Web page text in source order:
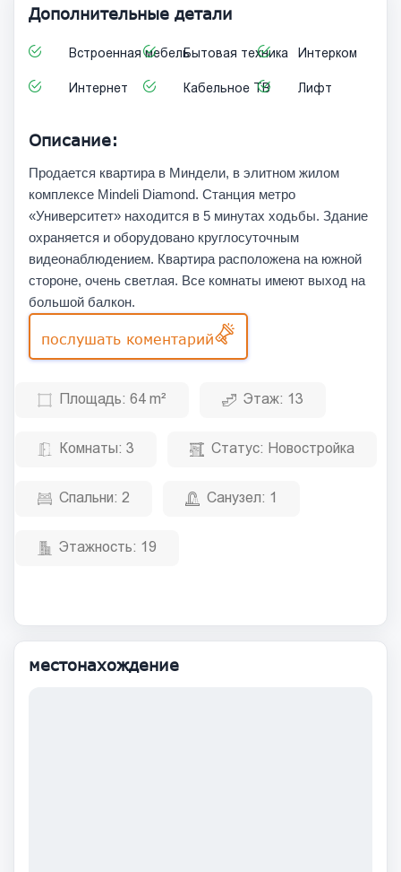
Дополнительные детали
Встроенная мебельБытовая техника Интерком
Интернет Кабельное ТВ Лифт
Описание:
Продается квартира в Миндели, в элитном жилом
комплексе Mindeli Diamond. Станция метро
«Университет» находится в 5 минутах ходьбы. Здание
охраняется и оборудовано круглосуточным
видеонаблюдением. Квартира расположена на южной
стороне, очень светлая. Все комнаты имеют выход на
большой балкон.
послушать коментарий
Площадь: 64 m² Этаж: 13
Комнаты: 3 Статус: Новостройка
Спальни: 2 Санузел: 1
Этажность: 19
местонахождение